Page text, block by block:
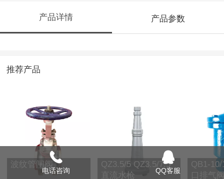
产品详情 产品参数
推荐产品
波纹管闸阀
QZ3.5/5 QZ3.5/7.5
直流水枪
QB1-
口排气
电话咨询 QQ客服